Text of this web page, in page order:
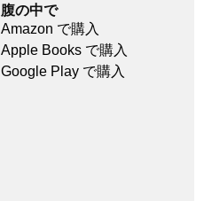
腹の中で
Amazon で購入
Apple Books で購入
Google Play で購入